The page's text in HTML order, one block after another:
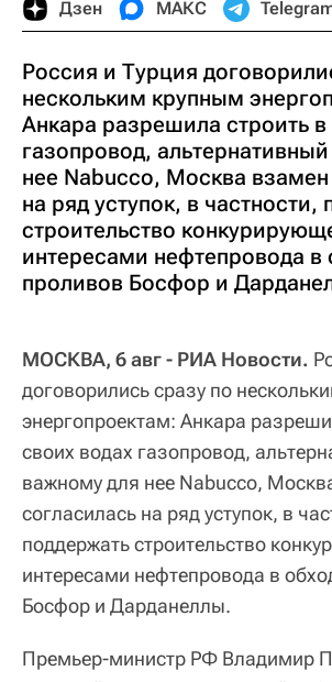
Дзен МАКС
Россия и Турция
нескольким крупным
Анкара разрешила строить в
газопровод,
нее Nabucco, Москва взамен
на ряд уступок, в частности,
строительство
интересами нефтепровода в
проливов Босфор и
МОСКВА, 6 авг - РИА Новости.
договорились сразу по
энергопроектам: Анкара
своих водах газопровод,
важному для нее Nabucco,
согласилась на ряд уступок, в
поддержать строительство
интересами нефтепровода в
Босфор и Дарданеллы.
Премьер-министр РФ Владимир